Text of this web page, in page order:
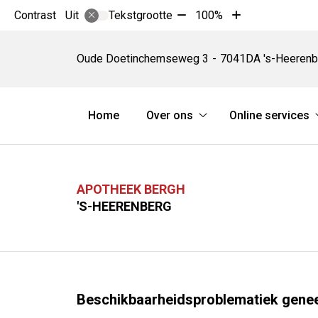
Contrast Uit Tekstgrootte Tekst
10%
100%
Tekst
10%
Oude Doetinchemseweg 3 7041DA 's-
Hoofdmenu
Home
Over ons
ons
Online services
APOTHEEK BERGH
'S-HEERENBERG
Beschikbaarheidsproblematiek